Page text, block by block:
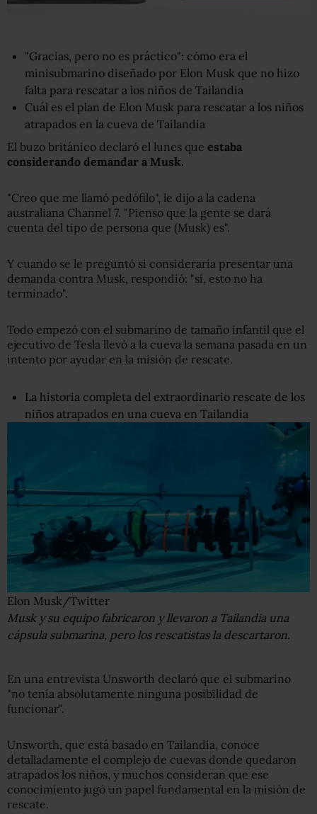
"Gracias, pero no es práctico": cómo era el
minisubmarino diseñado por Elon Musk que no hizo
falta para rescatar a los niños de Tailandia
Cuál es el plan de Elon Musk para rescatar a los niños
atrapados en la cueva de Tailandia
El buzo británico declaró el lunes que estaba
considerando demandar a Musk.
"Creo que me llamó pedófilo", le dijo a la cadena
australiana Channel 7. "Pienso que la gente se dará
cuenta del tipo de persona que (Musk) es".
Y cuando se le preguntó si consideraría presentar una
demanda contra Musk, respondió: "sí, esto no ha
terminado".
Todo empezó con el submarino de tamaño infantil que el
ejecutivo de Tesla llevó a la cueva la semana pasada en un
intento por ayudar en la misión de rescate.
La historia completa del extraordinario rescate de los
niños atrapados en una cueva en Tailandia
Elon Musk/Twitter
Musk y su equipo fabricaron y llevaron a Tailandia una
cápsula submarina, pero los rescatistas la descartaron.
En una entrevista Unsworth declaró que el submarino
"no tenía absolutamente ninguna posibilidad de
funcionar".
Unsworth, que está basado en Tailandia, conoce
detalladamente el complejo de cuevas donde quedaron
atrapados los niños, y muchos consideran que ese
conocimiento jugó un papel fundamental en la misión de
rescate.